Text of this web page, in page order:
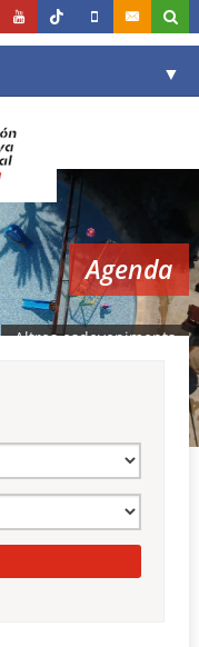
▼
▼
▼
Agenda
Altres esdeveniments